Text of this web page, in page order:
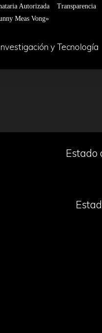
Autorizada Transparencia
Meas Vong»
y Tecnología
Estado